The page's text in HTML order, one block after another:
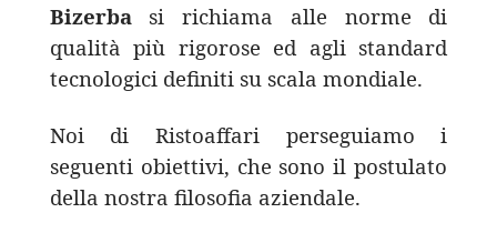
Bizerba si richiama alle norme di
qualità più rigorose ed agli standard
tecnologici definiti su scala mondiale.
Noi di Ristoaffari perseguiamo i
seguenti obiettivi, che sono il postulato
della nostra filosofia aziendale.